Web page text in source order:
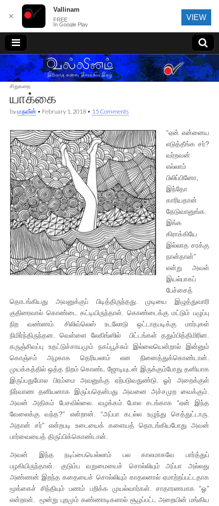
வல்லினம்
சிறுகதை
யாக்கை
byம.நவீன் • February 1, 2018 • 15 Comments
“ஏன் என்னைய
எடுத்தீங்க சர்?
வர்றவன்
எல்லாம்
பிலிப்பினோ,
இந்தோ
காரியதான்
தேடுவானுங்க.
இங்க
கிராக்கியே
இல்லாத சரக்கு
நான்தான்”
என்று அவள்
இயல்பாகப்
பேச்சைத்
தொடங்கியது அவனுக்குப் பிடித்திருந்தது. முடியை இழுத்துவாரி
குதிரைவால் கொண்டை கட்டியிருந்தாள். கொண்டைக்கு மட்டும் பழுப்பு
நிற வண்ணம். சிலிவ்லெஸ் உடலோடு ஒட்டாதபடிக்கு மார்புகள்
நிமிர்ந்திருந்தன. வெள்ளை லேகிங்ஸில் பிட்டங்கள் ததும்பித்திமிரின.
கருஞ்சிவப்பு உதட்டுச்சாயமும் நகப்பூச்சும் இல்லையென்றால் இன்னும்
கொஞ்சம் அழகாக தெரியலாம் என நினைத்துக்கொண்டான்.
முயக்கத்தில் ஒத்த நிறம் கொண்ட ஜோடியுடன் இருக்கும்போது தனியாக
இருப்பதுபோல பிரம்மை அவனுக்கு ஏற்படுவதுண்டு. ஓர் அறைக்குள்
நிர்வாண தனியனாக இருப்பதென்பது அவனை அச்சமுற வைக்கும்.
அவன் அதிகம் பேசவில்லை. வழக்கம் போல சடங்காக “ஏன் இந்த
வேலைக்கு வந்த?” என்றான். “அப்பா கடல்ல உழுந்து செத்துட்டாரு.
அதான் சர்” என்றபடி உடையைக் களையத் தொடங்கியபோது அவன்
பார்வையைத் திருப்பிக்கொண்டான்.
அவன் இந்த நடிப்பையெல்லாம் பல காலமாகவே பார்த்துப்
பழகியிருந்தான். குடும்ப வறுமையைச் சொல்லியும் அப்பா அல்லது
அண்ணன் இறந்த கதையைச் சொல்லியும் காதலனால் ஏமாற்றப்பட்டதாக
மூக்கைச் சிந்தியும் பணம் பறிக்க முயல்வார்கள். சாதாரணமாக “ஓ”
என்றான். மூன்று புறமும் கண்ணாடிகளால் சூழப்பட்ட அறையின் மங்கிய
✕
Vallinam
FREE
In Google Play
VIEW